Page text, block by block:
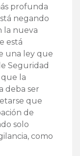
profunda
negando
la nueva
está
una ley que
Seguridad
la
deba ser
que
de
solo
como